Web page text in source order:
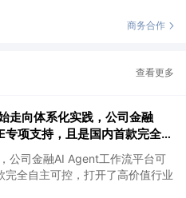
商务合作
查看更多
走向体系化实践，公司金融
项支持，且是国内首款完全自
空间；另有公司兼具成长强确
公司金融AI Agent工作流平台可
全自主可控，打开了高价值行业